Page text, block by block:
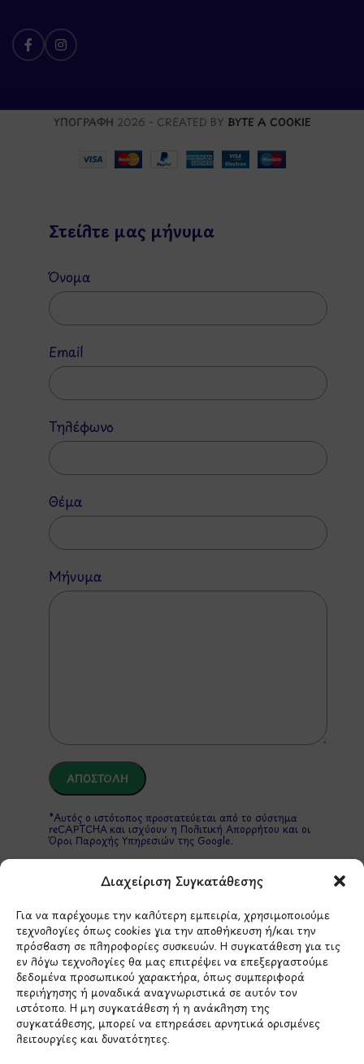
Διαχείριση Συγκατάθεσης
Για να παρέχουμε την καλύτερη εμπειρία, χρησιμοποιούμε
τεχνολογίες όπως cookies για την αποθήκευση ή/και την
πρόσβαση σε πληροφορίες συσκευών. Η συγκατάθεση για τις
εν λόγω τεχνολογίες θα μας επιτρέψει να επεξεργαστούμε
δεδομένα προσωπικού χαρακτήρα, όπως συμπεριφορά
περιήγησης ή μοναδικά αναγνωριστικά σε αυτόν τον
ιστότοπο. Η μη συγκατάθεση ή η ανάκληση της
συγκατάθεσης, μπορεί να επηρεάσει αρνητικά ορισμένες
λειτουργίες και δυνατότητες.
ΥΠΟΓΡΑΦΗ 2026 - CREATED BY BYTE A COOKIE
Στείλτε μας μήνυμα
Όνομα
Email
Τηλέφωνο
Θέμα
Μήνυμα
*Αυτός ο ιστότοπος προστατεύεται από το σύστημα
reCAPTCHA και ισχύουν η Πολιτική Απορρήτου και οι
Όροι Παροχής Υπηρεσιώντης Google.
ΣΤΟΙΧΕΙΑ ΕΠΙΚΟΙΝΩΝΙΑΣ
Holargos Center (Ισόγειο)
Λ.Περικλέους 56,
Χολαργός 15561
210 6522282